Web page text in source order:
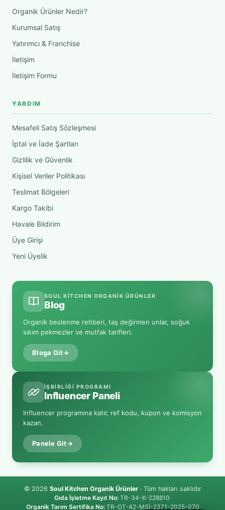
Organik Ürünler Nedir?
Kurumsal Satış
Yatırımcı & Franchise
İletişim
İletişim Formu
YARDIM
Mesafeli Satış Sözleşmesi
İptal ve İade Şartları
Gizlilik ve Güvenlik
Kişisel Veriler Politikası
Teslimat Bölgeleri
Kargo Takibi
Havale Bildirim
Üye Girişi
Yeni Üyelik
SOUL KITCHEN ORGANIK ÜRÜNLER
Blog
Organik beslenme rehberi, taş değirmen unlar, soğuk
sıkım pekmezler ve mutfak tarifleri.
Bloga Git→
İŞBIRLIĞI PROGRAMI
Influencer Paneli
Influencer programına katıl; ref kodu, kupon ve komisyon
kazan.
Panele Git→
© 2026 Soul Kitchen Organik Ürünler· Tüm hakları saklıdır
Gıda İşletme Kayıt No:TR-34-K-228810·
Organik Tarım Sertifika No:TR-OT-42-MSİ-2371-2025-070